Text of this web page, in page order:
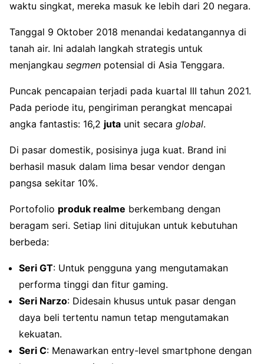
waktu singkat, mereka masuk ke lebih dari 20 negara.
Tanggal 9 Oktober 2018 menandai kedatangannya di
tanah air. Ini adalah langkah strategis untuk
menjangkau segmen potensial di Asia Tenggara.
Puncak pencapaian terjadi pada kuartal III tahun 2021.
Pada periode itu, pengiriman perangkat mencapai
angka fantastis: 16,2 juta unit secara global.
Di pasar domestik, posisinya juga kuat. Brand ini
berhasil masuk dalam lima besar vendor dengan
pangsa sekitar 10%.
Portofolio produk realme berkembang dengan
beragam seri. Setiap lini ditujukan untuk kebutuhan
berbeda:
Seri GT: Untuk pengguna yang mengutamakan
performa tinggi dan fitur gaming.
Seri Narzo: Didesain khusus untuk pasar dengan
daya beli tertentu namun tetap mengutamakan
kekuatan.
Seri C: Menawarkan entry-level smartphone dengan